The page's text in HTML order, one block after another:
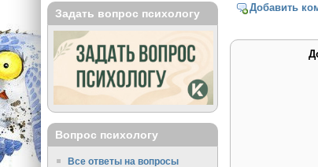
Добавить
Задать вопрос психологу
Вопрос психологу
Все ответы на вопросы